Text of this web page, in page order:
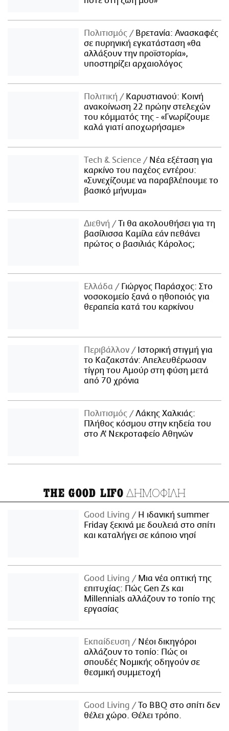
Πολιτισμός
Βρετανία: Ανασκαφές
σε πυρηνική εγκατάσταση «θα
αλλάξουν την προϊστορία»,
υποστηρίζει αρχαιολόγος
Πολιτική
Καρυστιανού: Κοινή
ανακοίνωση 22 πρώην στελεχών
του κόμματός της - «Γνωρίζουμε
καλά γιατί αποχωρήσαμε»
Τech & Science
Νέα εξέταση για
καρκίνο του παχέος εντέρου:
«Συνεχίζουμε να παραβλέπουμε το
βασικό μήνυμα»
Διεθνή
Τι θα ακολουθήσει για τη
βασίλισσα Καμίλα εάν πεθάνει
πρώτος ο βασιλιάς Κάρολος;
Ελλάδα
Γιώργος Παράσχος: Στο
νοσοκομείο ξανά ο ηθοποιός για
θεραπεία κατά του καρκίνου
Περιβάλλον
Ιστορική στιγμή για
το Καζακστάν: Απελευθέρωσαν
τίγρη του Αμούρ στη φύση μετά
από 70 χρόνια
Πολιτισμός
Λάκης Χαλκιάς:
Πλήθος κόσμου στην κηδεία του
στο Α' Νεκροταφείο Αθηνών
THE GOOD LIFO ΔΗΜΟΦΙΛΗ
Good Living
Η ιδανική summer
Friday ξεκινά με δουλειά στο σπίτι
και καταλήγει σε κάποιο νησί
Good Living
Μια νέα οπτική της
επιτυχίας: Πώς Gen Zs και
Millennials αλλάζουν το τοπίο της
εργασίας
Εκπαίδευση
Νέοι δικηγόροι
αλλάζουν το τοπίο: Πώς οι
σπουδές Νομικής οδηγούν σε
θεσμική συμμετοχή
Good Living
Το BBQ στο σπίτι δεν
θέλει χώρο. Θέλει τρόπο.